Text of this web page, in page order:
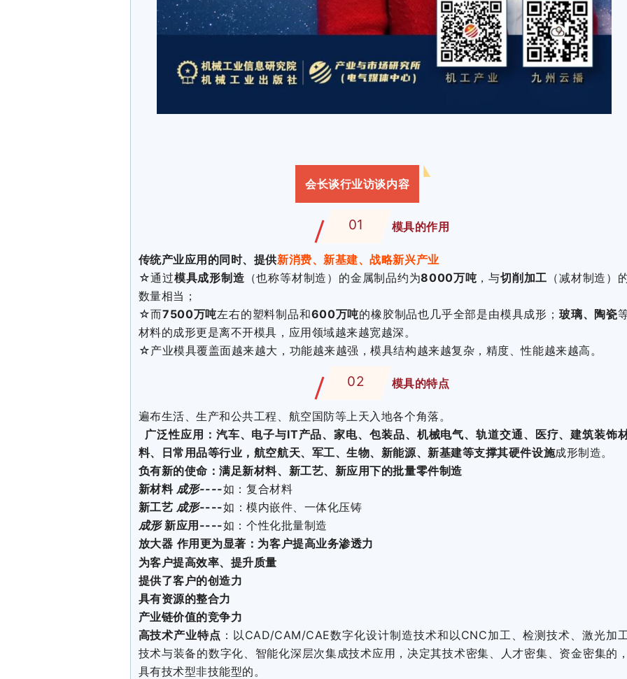
会长谈行业访谈内容
01 模具的作用
传统产业应用的同时、 提供新消费、新基建、战略新兴产业
☆通过模具成形制造 （也称等材制造）的金属制品约为8000万吨 ，与切削加工 （减材制造）
数量相当；
☆而7500万吨左右的塑料制品和600万吨的橡胶制品也几乎全部是由模具成形； 玻璃、陶瓷
材料的成形更是离不开模具，应用领域越来越宽越深。
☆产业模具覆盖面越来越大，功能越来越强，模具结构越来越复杂，精度、性能越来越高。
02 模具的特点
遍布生活、生产和公共工程、航空国防等上天入地各个角落。
广泛性应用：汽车、电子与IT产品、家电、包装品、机械电气、轨道交通、医疗、建筑装饰
料、日常用品等行业，航空航天、军工、生物、新能源、新基建等支撑其硬件设施成形制造。
负有新的使命：满足新材料、新工艺、新应用下的批量零件制造
新材料 成形----如：复合材料
新工艺 成形----如：模内嵌件、一体化压铸
成形 新应用----如：个性化批量制造
放大器 作用更为显著：为客户提高业务渗透力
为客户提高效率、提升质量
提供了客户的创造力
具有资源的整合力
产业链价值的竞争力
高技术产业特点 ：以CAD/CAM/CAE数字化设计制造技术和以CNC加工、检测技术、激光加工
技术与装备的数字化、智能化深层次集成技术应用，决定其技术密集、人才密集、资金密集的，
具有技术型非技能型的。